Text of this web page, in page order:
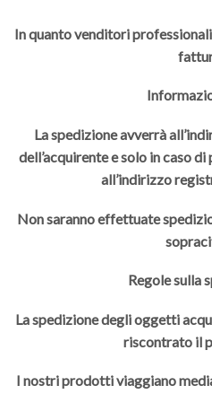
In quanto venditori
La spedizione avverrà
dell’acquirente e solo in caso
all’indirizzo
Non saranno effettuate
Regole sulla
La spedizione degli oggetti
riscontrato il
I nostri prodotti viaggiano